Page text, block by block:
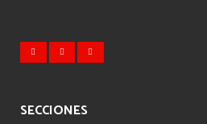
SECCIONES